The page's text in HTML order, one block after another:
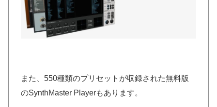
また、550種類のプリセットが収録された無料版
のSynthMaster Playerもあります。